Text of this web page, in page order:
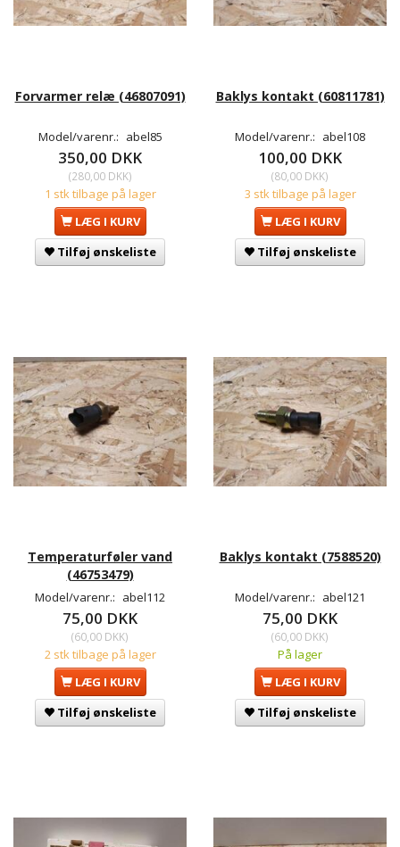
Forvarmer relæ (46807091)
Model/varenr.: abel85
350,00 DKK
(280,00 DKK)
1 stk tilbage på lager
LÆG I KURV
Tilføj ønskeliste
Baklys kontakt (60811781)
Model/varenr.: abel108
100,00 DKK
(80,00 DKK)
3 stk tilbage på lager
LÆG I KURV
Tilføj ønskeliste
Temperaturføler vand
(46753479)
Model/varenr.: abel112
75,00 DKK
(60,00 DKK)
2 stk tilbage på lager
LÆG I KURV
Tilføj ønskeliste
Baklys kontakt (7588520)
Model/varenr.: abel121
75,00 DKK
(60,00 DKK)
På lager
LÆG I KURV
Tilføj ønskeliste